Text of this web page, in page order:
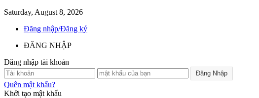
Saturday, August 8, 2026
Đăng nhập/Đăng ký
ĐĂNG NHẬP
Đăng nhập tài khoản
Quên mật khẩu?
Khởi tạo mật khẩu